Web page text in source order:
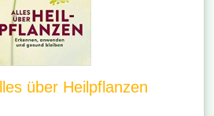
über Heilpflanzen